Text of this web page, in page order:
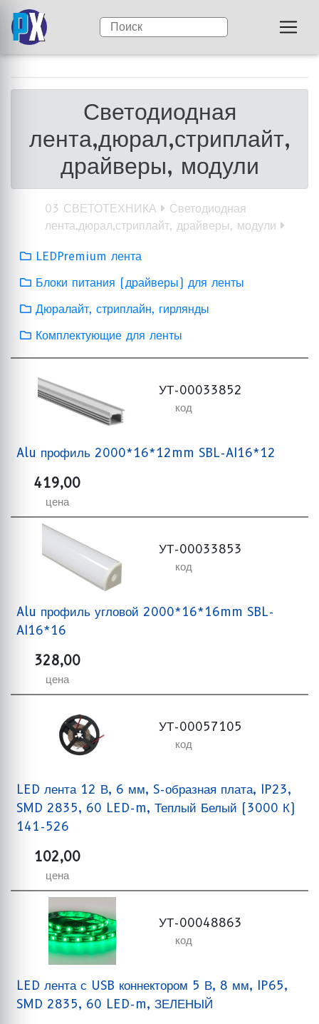
Светодиодная
лента,дюрал,стриплайт,
драйверы, модули
03 СВЕТОТЕХНИКА
Светодиодная
лента,дюрал,стриплайт, драйверы, модули
LEDPremium лента
Блоки питания (драйверы) для ленты
Дюралайт, стриплайн, гирлянды
Комплектующие для ленты
УТ-00033852
код
Alu профиль 2000*16*12mm SBL-AI16*12
419,00
цена
УТ-00033853
код
Alu профиль угловой 2000*16*16mm SBL-
AI16*16
328,00
цена
УТ-00057105
код
LED лента 12 В, 6 мм, S-образная плата, IP23,
SMD 2835, 60 LED-m, Теплый Белый (3000 К)
141-526
102,00
цена
УТ-00048863
код
LED лента с USB коннектором 5 В, 8 мм, IP65,
SMD 2835, 60 LED-m, ЗЕЛЕНЫЙ